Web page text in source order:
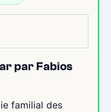
par Fabios
familial des